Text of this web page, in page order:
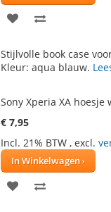
VOEG
AAN TE
Stijlvolle book case
Kleur: aqua blauw.
Sony Xperia XA hoesje
€ 7,95
Incl. 21% BTW , excl.
In Winkelwagen
VOEG